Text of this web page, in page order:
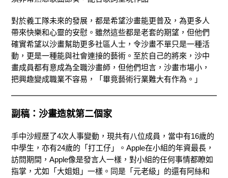
對於義工隊未來的發展，都是希望沙畫能更普及，為更多人
帶來快樂和心靈的安慰。雖然這些都是老套的期望，但他們
確實希望以沙畫幫助更多社區人士，令沙畫不單只是一種活
動，更是一種能與社會連接的藝術。至於自己的將來，沙中
畫成員都有意成為全職沙畫師，但他們坦言，沙畫巿場小，
把興趣變成職業不容易，「畢竟藝術行業難大有作為。」
副稿：沙畫造就第二個家
手中沙經歷了4次人事變動，現共有八位成員，當中有16歲的
中學生，亦有24歲的「打工仔」。Apple在小組的年資最長，
訪問期間，Apple像是發言人一樣，對小組的任何事情都瞭如
指掌，尤如「大姐姐」一樣。同是「元老級」的還有阿絲和